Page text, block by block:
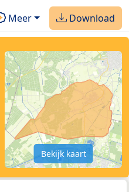
Meer Download
Bekijk kaart